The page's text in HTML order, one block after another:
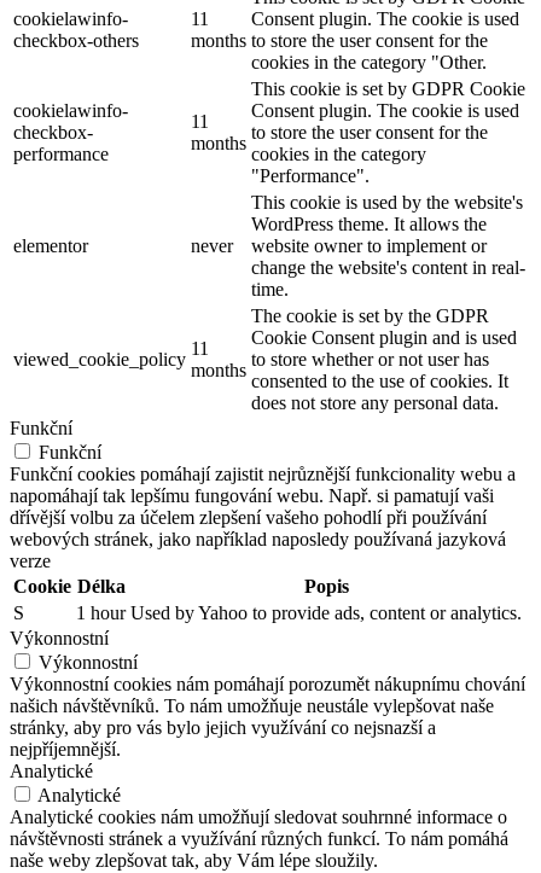
cookielawinfo-
checkbox-others
11
months
Consent plugin. The cookie is used
to store the user consent for the
cookies in the category "Other.
cookielawinfo-
checkbox-
performance
11
months
This cookie is set by GDPR Cookie
Consent plugin. The cookie is used
to store the user consent for the
cookies in the category
"Performance".
elementor never
This cookie is used by the website's
WordPress theme. It allows the
website owner to implement or
change the website's content in real-
time.
viewed_cookie_policy
11
months
The cookie is set by the GDPR
Cookie Consent plugin and is used
to store whether or not user has
consented to the use of cookies. It
does not store any personal data.
Funkční
Funkční
Funkční cookies pomáhají zajistit nejrůznější funkcionality webu a
napomáhají tak lepšímu fungování webu. Např. si pamatují vaši
dřívější volbu za účelem zlepšení vašeho pohodlí při používání
webových stránek, jako například naposledy používaná jazyková
verze
Cookie Délka
Popis
S
1 hour Used by Yahoo to provide ads, content or analytics.
Výkonnostní
Výkonnostní
Výkonnostní cookies nám pomáhají porozumět nákupnímu chování
našich návštěvníků. To nám umožňuje neustále vylepšovat naše
stránky, aby pro vás bylo jejich využívání co nejsnazší a
nejpříjemnější.
Analytické
Analytické
Analytické cookies nám umožňují sledovat souhrnné informace o
návštěvnosti stránek a využívání různých funkcí. To nám pomáhá
naše weby zlepšovat tak, aby Vám lépe sloužily.